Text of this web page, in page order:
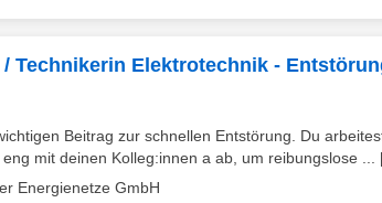
Technikerin Elektrotechnik -
Beitrag zur schnellen Entstörung. Du
mit deinen Kolleg:innen a ab, um reibungslose ...
Energienetze GmbH